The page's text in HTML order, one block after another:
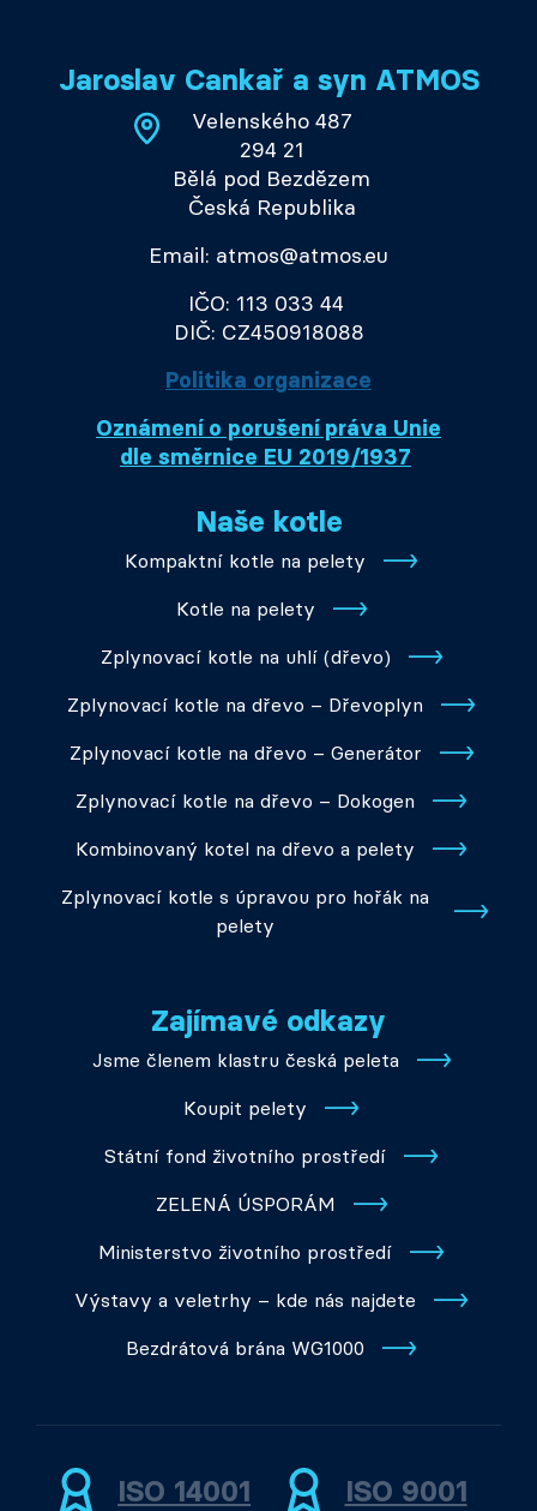
Jaroslav Cankař a syn ATMOS
Velenského 487
294 21
Bělá pod Bezdězem
Česká Republika
Email: atmos@atmos.eu
IČO: 113 033 44
DIČ: CZ450918088
Politika organizace
Oznámení o porušení práva Unie
dle směrnice EU 2019/1937
Naše kotle
Kompaktní kotle na pelety
Kotle na pelety
Zplynovací kotle na uhlí (dřevo)
Zplynovací kotle na dřevo – Dřevoplyn
Zplynovací kotle na dřevo – Generátor
Zplynovací kotle na dřevo – Dokogen
Kombinovaný kotel na dřevo a pelety
Zplynovací kotle s úpravou pro hořák na
pelety
Zajímavé odkazy
Jsme členem klastru česká peleta
Koupit pelety
Státní fond životního prostředí
ZELENÁ ÚSPORÁM
Ministerstvo životního prostředí
Výstavy a veletrhy – kde nás najdete
Bezdrátová brána WG1000
ISO 14001 ISO 9001